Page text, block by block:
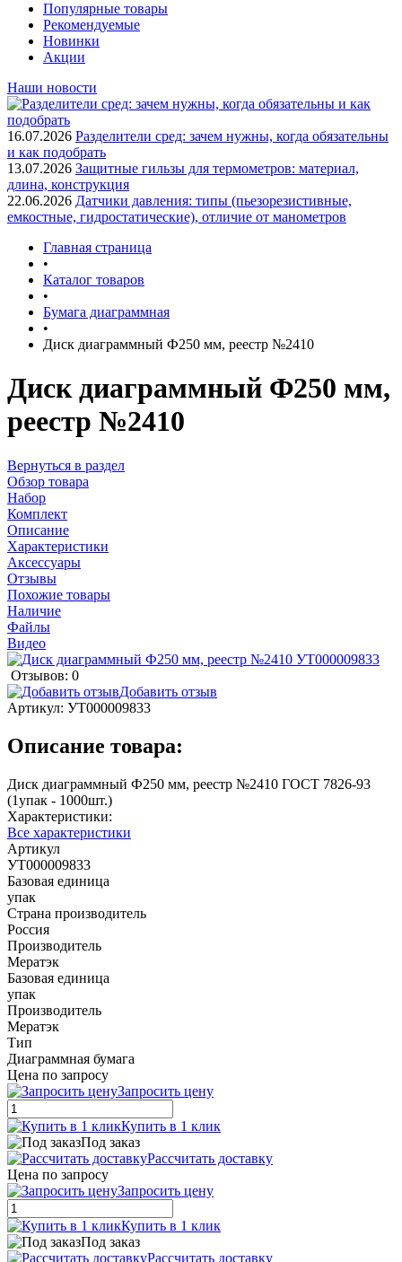
Популярные товары
Рекомендуемые
Новинки
Акции
Наши новости
16.07.2026 Разделители сред: зачем нужны, когда обязательны
и как подобрать
13.07.2026 Защитные гильзы для термометров: материал,
длина, конструкция
22.06.2026 Датчики давления: типы (пьезорезистивные,
емкостные, гидростатические), отличие от манометров
Главная страница
•
Каталог товаров
•
Бумага диаграммная
•
Диск диаграммный Ф250 мм, реестр №2410
Диск диаграммный Ф250 мм,
реестр №2410
Вернуться в раздел
Обзор товара
Набор
Комплект
Описание
Характеристики
Аксессуары
Отзывы
Похожие товары
Наличие
Файлы
Видео
Отзывов: 0
Добавить отзыв
Артикул: УТ000009833
Описание товара:
Диск диаграммный Ф250 мм, реестр №2410 ГОСТ 7826-93
(1упак - 1000шт.)
Характеристики:
Все характеристики
Артикул
УТ000009833
Базовая единица
упак
Страна производитель
Россия
Производитель
Мератэк
Базовая единица
упак
Производитель
Мератэк
Тип
Диаграммная бумага
Цена по запросу
Запросить цену
Купить в 1 клик
Под заказ
Рассчитать доставку
Цена по запросу
Запросить цену
Купить в 1 клик
Под заказ
Рассчитать доставку